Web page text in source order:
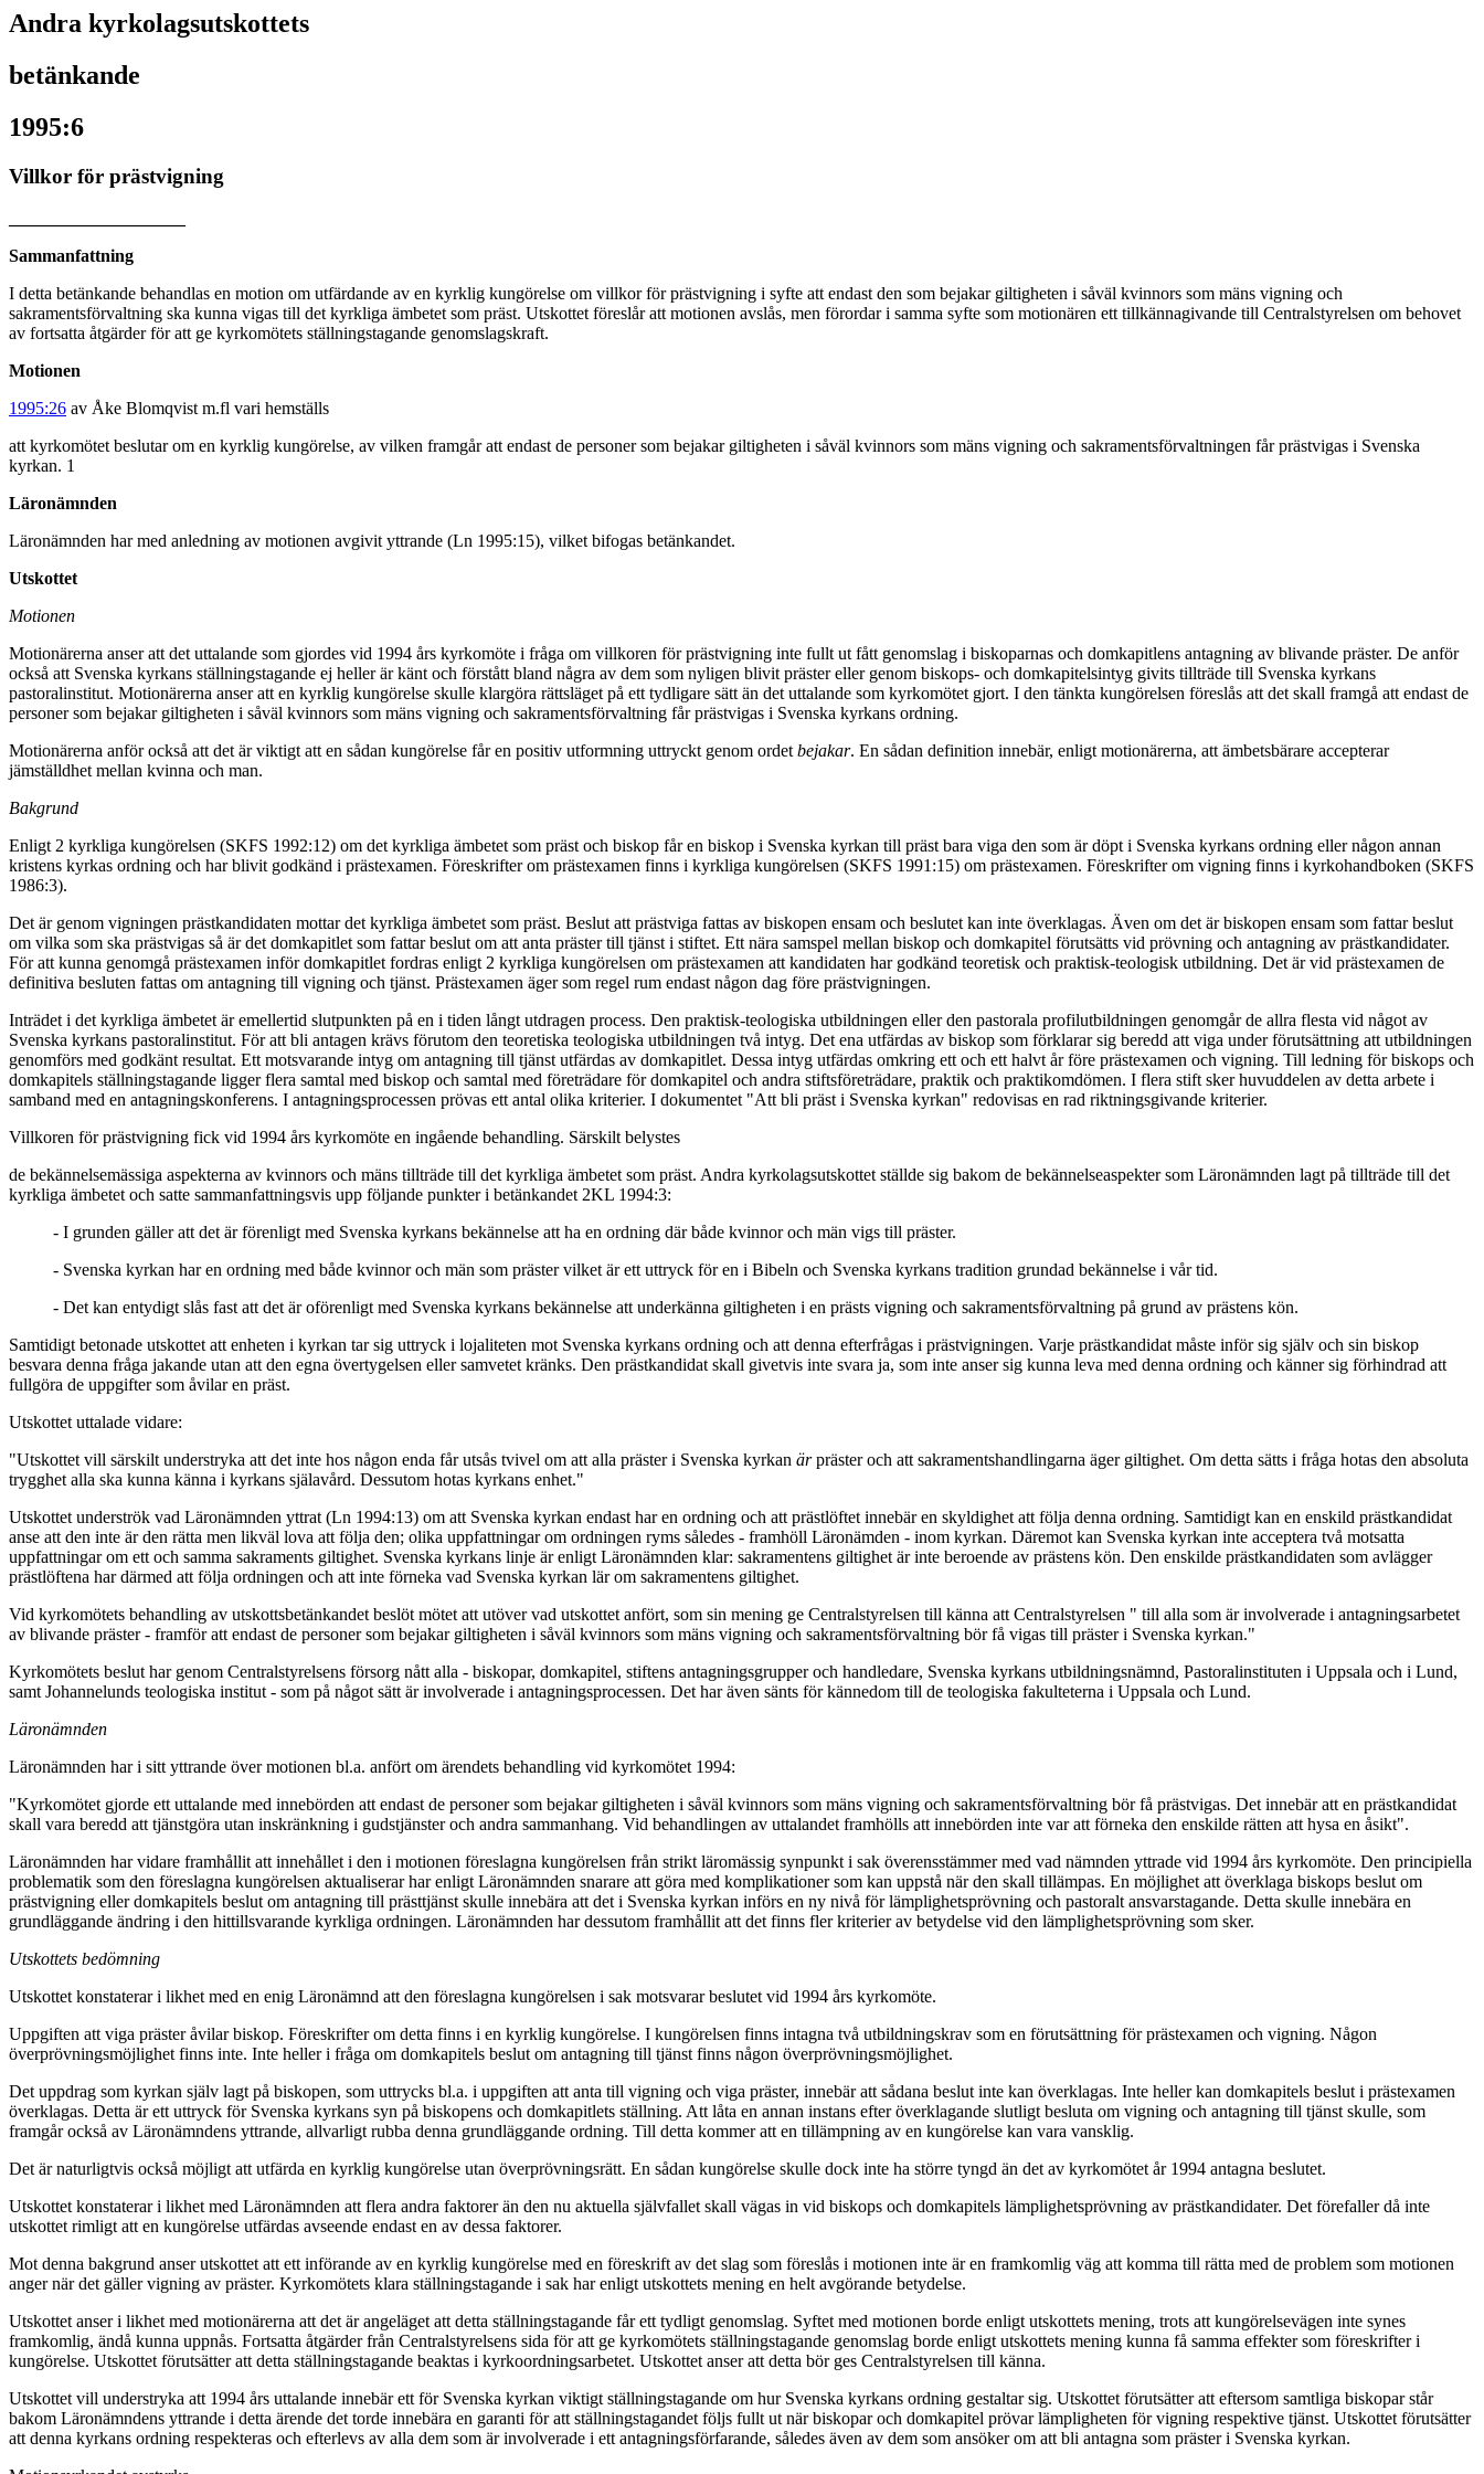
Andra kyrkolagsutskottets
betänkande
1995:6
Villkor för prästvigning
Sammanfattning
I detta betänkande behandlas en motion om utfärdande av en kyrklig kungörelse om villkor för prästvigning i syfte att endast den som bejakar giltigheten i såväl kvinnors som mäns vigning och
sakramentsförvaltning ska kunna vigas till det kyrkliga ämbetet som präst. Utskottet föreslår att motionen avslås, men förordar i samma syfte som motionären ett tillkännagivande till Centralstyrelsen om behovet
av fortsatta åtgärder för att ge kyrkomötets ställningstagande genomslagskraft.
Motionen
1995:26 av Åke Blomqvist m.fl vari hemställs
att kyrkomötet beslutar om en kyrklig kungörelse, av vilken framgår att endast de personer som bejakar giltigheten i såväl kvinnors som mäns vigning och sakramentsförvaltningen får prästvigas i Svenska
kyrkan. 1
Läronämnden
Läronämnden har med anledning av motionen avgivit yttrande (Ln 1995:15), vilket bifogas betänkandet.
Utskottet
Motionen
Motionärerna anser att det uttalande som gjordes vid 1994 års kyrkomöte i fråga om villkoren för prästvigning inte fullt ut fått genomslag i biskoparnas och domkapitlens antagning av blivande präster. De anför
också att Svenska kyrkans ställningstagande ej heller är känt och förstått bland några av dem som nyligen blivit präster eller genom biskops- och domkapitelsintyg givits tillträde till Svenska kyrkans
pastoralinstitut. Motionärerna anser att en kyrklig kungörelse skulle klargöra rättsläget på ett tydligare sätt än det uttalande som kyrkomötet gjort. I den tänkta kungörelsen föreslås att det skall framgå att endast de
personer som bejakar giltigheten i såväl kvinnors som mäns vigning och sakramentsförvaltning får prästvigas i Svenska kyrkans ordning.
Motionärerna anför också att det är viktigt att en sådan kungörelse får en positiv utformning uttryckt genom ordetbejakar. En sådan definition innebär, enligt motionärerna, att ämbetsbärare accepterar
jämställdhet mellan kvinna och man.
Bakgrund
Enligt 2 kyrkliga kungörelsen (SKFS 1992:12) om det kyrkliga ämbetet som präst och biskop får en biskop i Svenska kyrkan till präst bara viga den som är döpt i Svenska kyrkans ordning eller någon annan
kristens kyrkas ordning och har blivit godkänd i prästexamen. Föreskrifter om prästexamen finns i kyrkliga kungörelsen (SKFS 1991:15) om prästexamen. Föreskrifter om vigning finns i kyrkohandboken (SKFS
1986:3).
Det är genom vigningen prästkandidaten mottar det kyrkliga ämbetet som präst. Beslut att prästviga fattas av biskopen ensam och beslutet kan inte överklagas. Även om det är biskopen ensam som fattar beslut
om vilka som ska prästvigas så är det domkapitlet som fattar beslut om att anta präster till tjänst i stiftet. Ett nära samspel mellan biskop och domkapitel förutsätts vid prövning och antagning av prästkandidater.
För att kunna genomgå prästexamen inför domkapitlet fordras enligt 2 kyrkliga kungörelsen om prästexamen att kandidaten har godkänd teoretisk och praktisk-teologisk utbildning. Det är vid prästexamen de
definitiva besluten fattas om antagning till vigning och tjänst. Prästexamen äger som regel rum endast någon dag före prästvigningen.
Inträdet i det kyrkliga ämbetet är emellertid slutpunkten på en i tiden långt utdragen process. Den praktisk-teologiska utbildningen eller den pastorala profilutbildningen genomgår de allra flesta vid något av
Svenska kyrkans pastoralinstitut. För att bli antagen krävs förutom den teoretiska teologiska utbildningen två intyg. Det ena utfärdas av biskop som förklarar sig beredd att viga under förutsättning att utbildningen
genomförs med godkänt resultat. Ett motsvarande intyg om antagning till tjänst utfärdas av domkapitlet. Dessa intyg utfärdas omkring ett och ett halvt år före prästexamen och vigning. Till ledning för biskops och
domkapitels ställningstagande ligger flera samtal med biskop och samtal med företrädare för domkapitel och andra stiftsföreträdare, praktik och praktikomdömen. I flera stift sker huvuddelen av detta arbete i
samband med en antagningskonferens. I antagningsprocessen prövas ett antal olika kriterier. I dokumentet "Att bli präst i Svenska kyrkan" redovisas en rad riktningsgivande kriterier.
Villkoren för prästvigning fick vid 1994 års kyrkomöte en ingående behandling. Särskilt belystes
de bekännelsemässiga aspekterna av kvinnors och mäns tillträde till det kyrkliga ämbetet som präst. Andra kyrkolagsutskottet ställde sig bakom de bekännelseaspekter som Läronämnden lagt på tillträde till det
kyrkliga ämbetet och satte sammanfattningsvis upp följande punkter i betänkandet 2KL 1994:3:
- I grunden gäller att det är förenligt med Svenska kyrkans bekännelse att ha en ordning där både kvinnor och män vigs till präster.
- Svenska kyrkan har en ordning med både kvinnor och män som präster vilket är ett uttryck för en i Bibeln och Svenska kyrkans tradition grundad bekännelse i vår tid.
- Det kan entydigt slås fast att det är oförenligt med Svenska kyrkans bekännelse att underkänna giltigheten i en prästs vigning och sakramentsförvaltning på grund av prästens kön.
Samtidigt betonade utskottet att enheten i kyrkan tar sig uttryck i lojaliteten mot Svenska kyrkans ordning och att denna efterfrågas i prästvigningen. Varje prästkandidat måste inför sig själv och sin biskop
besvara denna fråga jakande utan att den egna övertygelsen eller samvetet kränks. Den prästkandidat skall givetvis inte svara ja, som inte anser sig kunna leva med denna ordning och känner sig förhindrad att
fullgöra de uppgifter som åvilar en präst.
Utskottet uttalade vidare:
"Utskottet vill särskilt understryka att det inte hos någon enda får utsås tvivel om att alla präster i Svenska kyrkan ärpräster och att sakramentshandlingarna äger giltighet. Om detta sätts i fråga hotas den absoluta
trygghet alla ska kunna känna i kyrkans själavård. Dessutom hotas kyrkans enhet."
Utskottet underströk vad Läronämnden yttrat (Ln 1994:13) om att Svenska kyrkan endast har en ordning och att prästlöftet innebär en skyldighet att följa denna ordning. Samtidigt kan en enskild prästkandidat
anse att den inte är den rätta men likväl lova att följa den; olika uppfattningar om ordningen ryms således - framhöll Läronämden - inom kyrkan. Däremot kan Svenska kyrkan inte acceptera två motsatta
uppfattningar om ett och samma sakraments giltighet. Svenska kyrkans linje är enligt Läronämnden klar: sakramentens giltighet är inte beroende av prästens kön. Den enskilde prästkandidaten som avlägger
prästlöftena har därmed att följa ordningen och att inte förneka vad Svenska kyrkan lär om sakramentens giltighet.
Vid kyrkomötets behandling av utskottsbetänkandet beslöt mötet att utöver vad utskottet anfört, som sin mening ge Centralstyrelsen till känna att Centralstyrelsen " till alla som är involverade i antagningsarbetet
av blivande präster - framför att endast de personer som bejakar giltigheten i såväl kvinnors som mäns vigning och sakramentsförvaltning bör få vigas till präster i Svenska kyrkan."
Kyrkomötets beslut har genom Centralstyrelsens försorg nått alla - biskopar, domkapitel, stiftens antagningsgrupper och handledare, Svenska kyrkans utbildningsnämnd, Pastoralinstituten i Uppsala och i Lund,
samt Johannelunds teologiska institut - som på något sätt är involverade i antagningsprocessen. Det har även sänts för kännedom till de teologiska fakulteterna i Uppsala och Lund.
Läronämnden
Läronämnden har i sitt yttrande över motionen bl.a. anfört om ärendets behandling vid kyrkomötet 1994:
"Kyrkomötet gjorde ett uttalande med innebörden att endast de personer som bejakar giltigheten i såväl kvinnors som mäns vigning och sakramentsförvaltning bör få prästvigas. Det innebär att en prästkandidat
skall vara beredd att tjänstgöra utan inskränkning i gudstjänster och andra sammanhang. Vid behandlingen av uttalandet framhölls att innebörden inte var att förneka den enskilde rätten att hysa en åsikt".
Läronämnden har vidare framhållit att innehållet i den i motionen föreslagna kungörelsen från strikt läromässig synpunkt i sak överensstämmer med vad nämnden yttrade vid 1994 års kyrkomöte. Den principiella
problematik som den föreslagna kungörelsen aktualiserar har enligt Läronämnden snarare att göra med komplikationer som kan uppstå när den skall tillämpas. En möjlighet att överklaga biskops beslut om
prästvigning eller domkapitels beslut om antagning till prästtjänst skulle innebära att det i Svenska kyrkan införs en ny nivå för lämplighetsprövning och pastoralt ansvarstagande. Detta skulle innebära en
grundläggande ändring i den hittillsvarande kyrkliga ordningen. Läronämnden har dessutom framhållit att det finns fler kriterier av betydelse vid den lämplighetsprövning som sker.
Utskottets bedömning
Utskottet konstaterar i likhet med en enig Läronämnd att den föreslagna kungörelsen i sak motsvarar beslutet vid 1994 års kyrkomöte.
Uppgiften att viga präster åvilar biskop. Föreskrifter om detta finns i en kyrklig kungörelse. I kungörelsen finns intagna två utbildningskrav som en förutsättning för prästexamen och vigning. Någon
överprövningsmöjlighet finns inte. Inte heller i fråga om domkapitels beslut om antagning till tjänst finns någon överprövningsmöjlighet.
Det uppdrag som kyrkan själv lagt på biskopen, som uttrycks bl.a. i uppgiften att anta till vigning och viga präster, innebär att sådana beslut inte kan överklagas. Inte heller kan domkapitels beslut i prästexamen
överklagas. Detta är ett uttryck för Svenska kyrkans syn på biskopens och domkapitlets ställning. Att låta en annan instans efter överklagande slutligt besluta om vigning och antagning till tjänst skulle, som
framgår också av Läronämndens yttrande, allvarligt rubba denna grundläggande ordning. Till detta kommer att en tillämpning av en kungörelse kan vara vansklig.
Det är naturligtvis också möjligt att utfärda en kyrklig kungörelse utan överprövningsrätt. En sådan kungörelse skulle dock inte ha större tyngd än det av kyrkomötet år 1994 antagna beslutet.
Utskottet konstaterar i likhet med Läronämnden att flera andra faktorer än den nu aktuella självfallet skall vägas in vid biskops och domkapitels lämplighetsprövning av prästkandidater. Det förefaller då inte
utskottet rimligt att en kungörelse utfärdas avseende endast en av dessa faktorer.
Mot denna bakgrund anser utskottet att ett införande av en kyrklig kungörelse med en föreskrift av det slag som föreslås i motionen inte är en framkomlig väg att komma till rätta med de problem som motionen
anger när det gäller vigning av präster. Kyrkomötets klara ställningstagande i sak har enligt utskottets mening en helt avgörande betydelse.
Utskottet anser i likhet med motionärerna att det är angeläget att detta ställningstagande får ett tydligt genomslag. Syftet med motionen borde enligt utskottets mening, trots att kungörelsevägen inte synes
framkomlig, ändå kunna uppnås. Fortsatta åtgärder från Centralstyrelsens sida för att ge kyrkomötets ställningstagande genomslag borde enligt utskottets mening kunna få samma effekter som föreskrifter i
kungörelse. Utskottet förutsätter att detta ställningstagande beaktas i kyrkoordningsarbetet. Utskottet anser att detta bör ges Centralstyrelsen till känna.
Utskottet vill understryka att 1994 års uttalande innebär ett för Svenska kyrkan viktigt ställningstagande om hur Svenska kyrkans ordning gestaltar sig. Utskottet förutsätter att eftersom samtliga biskopar står
bakom Läronämndens yttrande i detta ärende det torde innebära en garanti för att ställningstagandet följs fullt ut när biskopar och domkapitel prövar lämpligheten för vigning respektive tjänst. Utskottet förutsätter
att denna kyrkans ordning respekteras och efterlevs av alla dem som är involverade i ett antagningsförfarande, således även av dem som ansöker om att bli antagna som präster i Svenska kyrkan.